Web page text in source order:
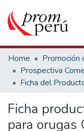
Communities &
All of DSpace
Statistics
Home
Prospectiva
Ficha del
Ficha
para orugas